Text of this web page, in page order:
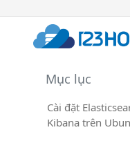
Mục lục
Cài đặt
Kibana trên